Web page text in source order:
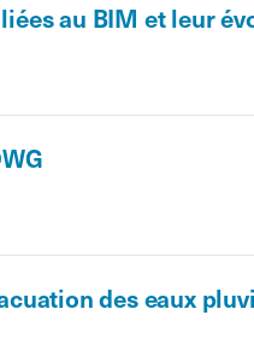
au BIM et leur
des eaux